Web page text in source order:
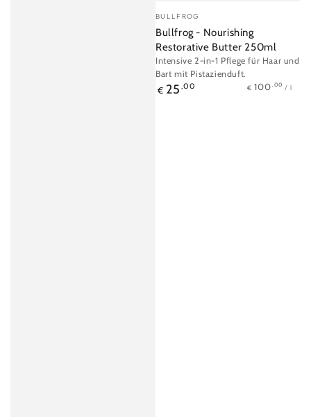
Verkäufer/in:
BULLFROG
Bullfrog - Nourishing
Restorative Butter 250ml
Intensive 2-in-1 Pflege für Haar und
Bart mit Pistazienduft.
Regulärer
€ 25 ,00 Stückpreis
€ 100 ,00 / pro
l